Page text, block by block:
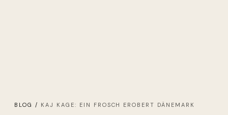
BLOG / KAJ KAGE: EIN FROSCH EROBERT DÄNEMARK